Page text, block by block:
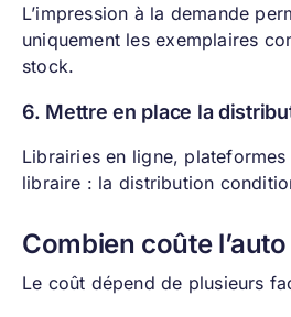
L’impression à la demande
uniquement les exemplaires
stock.
6. Mettre en place la
Librairies en ligne, plateformes
libraire : la distribution
Combien coûte
Le coût dépend de plusieurs